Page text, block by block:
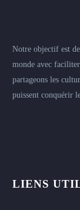
Notre objectif est
monde avec
partageons les
puissent conquérir
LIENS